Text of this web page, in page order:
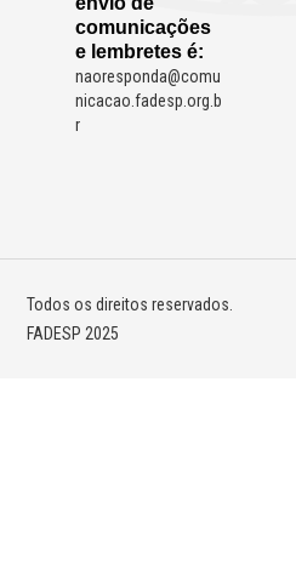
comunicações
e lembretes é:
naoresponda@comu
nicacao.fadesp.org.b
r
Todos os direitos reservados.
FADESP 2025